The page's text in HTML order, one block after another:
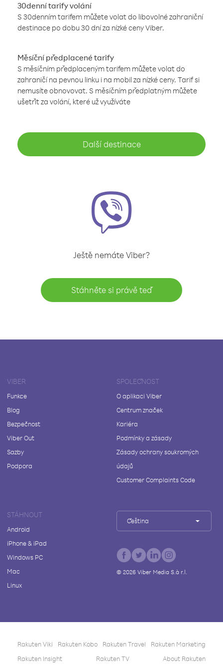
30denní tarify volání
S 30denním tarifem můžete volat do libovolné zahraniční
destinace po dobu 30 dní za nízké ceny Viber.
Měsíční předplacené tarify
S měsíčním předplaceným tarifem můžete volat do
zahraničí na pevnou linku i na mobil za nízké ceny. Tarif si
nemusíte obnovovat. S měsíčním předplatným můžete
ušetřit za volání, které už využíváte
Další destinace
Ještě nemáte Viber?
Stáhněte si právě teď
VIBER
Funkce
Blog
Bezpečnost
Viber Out
Sazby
Podpora
SPOLEČNOST
O aplikaci Viber
Centrum značek
Kariéra
Podmínky a zásady
Zásady ochrany soukromých
údajů
Customer Complaints Code
STÁHNOUT
Android
iPhone & iPad
Windows PC
Mac
Linux
Čeština
© 2026Viber Media S.à r.l.
Rakuten Viki Rakuten Kobo Rakuten Travel
Rakuten Marketing
Rakuten Insight
Rakuten TV About Rakuten